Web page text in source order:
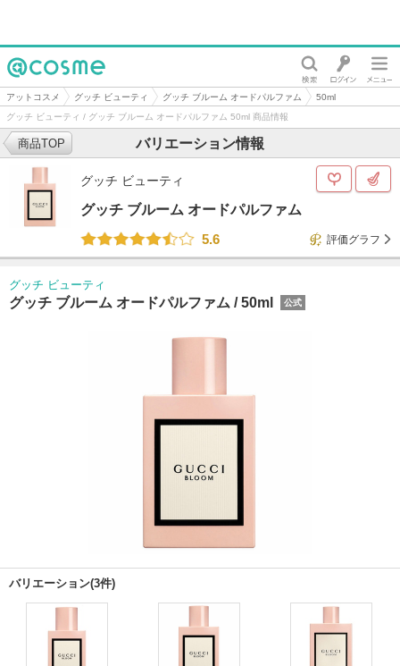
@cosme
アットコスメ グッチ ビューティ グッチ ブルーム オードパルファム
50ml
グッチ ビューティ / グッチ ブルーム オードパルファム 50ml 商品情報
バリエーション情報
商品TOP
グッチ ビューティ
グッチ ブルーム オードパルファム
5.6
評価グラフ
グッチ ビューティ
グッチ ブルーム オードパルファム /50ml 公式
バリエーション(3件)